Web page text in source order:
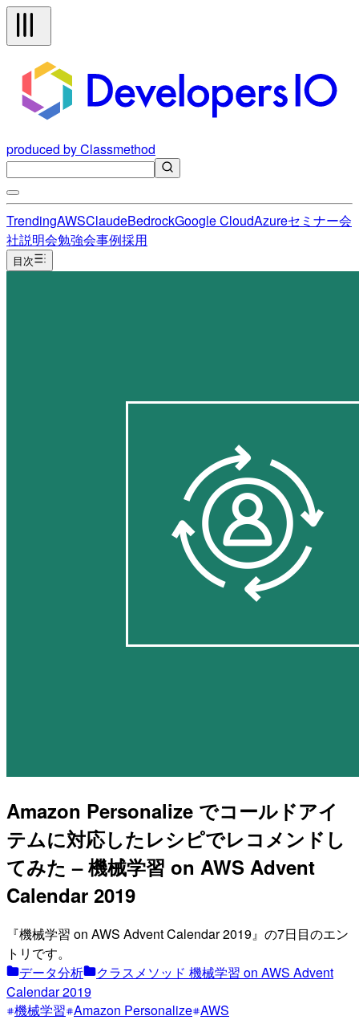
produced by Classmethod
TrendingAWSClaudeBedrockGoogle CloudAzureセミナー会
社説明会勉強会事例採用
目次
Amazon Personalize でコールドアイ
テムに対応したレシピでレコメンドし
てみた – 機械学習 on AWS Advent
Calendar 2019
『機械学習 on AWS Advent Calendar 2019』の7日目のエン
トリです。
データ分析
クラスメソッド 機械学習 on AWS Advent
Calendar 2019
機械学習 Amazon Personalize AWS